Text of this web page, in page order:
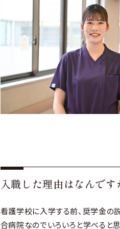
福
採
入職した理由はなんです
看護学校に入学する前、奨学金の
合病院なのでいろいろと学べると